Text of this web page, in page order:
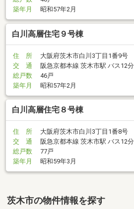
築年月
昭和57年2月
白川高層住宅９号棟
住 所
大阪府茨木市白川3丁目1番9号
交 通
阪急京都本線 茨木市駅 バス12分
総戸数
46戸
築年月
昭和57年2月
白川高層住宅８号棟
住 所
大阪府茨木市白川3丁目1番8号
交 通
阪急京都本線 茨木市駅 バス12分
総戸数
77戸
築年月
昭和59年3月
茨木市の物件情報を探す